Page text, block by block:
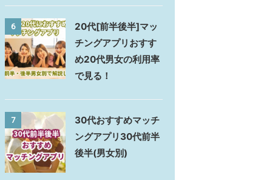
6
20代[前半後半]マッ
チングアプリおすす
め20代男女の利用率
で見る！
7
30代おすすめマッチ
ングアプリ30代前半
後半(男女別)